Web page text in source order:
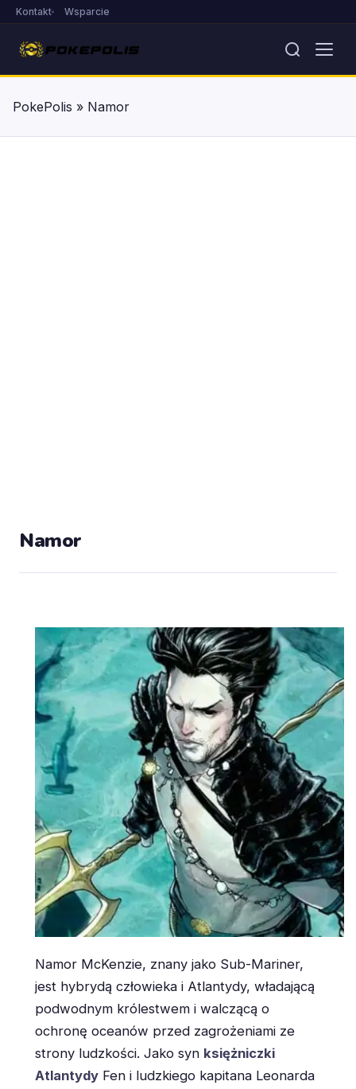
Kontakt Wsparcie
PokePolis » Namor
Namor
Namor McKenzie, znany jako Sub-Mariner,
jest hybrydą człowieka i Atlantydy, władającą
podwodnym królestwem i walczącą o
ochronę oceanów przed zagrożeniami ze
strony ludzkości. Jako syn księżniczki
Atlantydy Fen i ludzkiego kapitana Leonarda